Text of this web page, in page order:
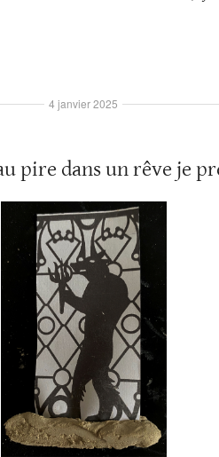
pire dans un rêve je
4 janvier 2025